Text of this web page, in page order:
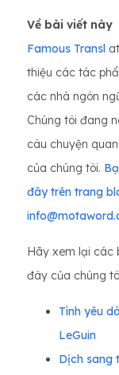
Về bài viết này
Famous Transl
thiệu các tác
các nhà ngôn
Chúng tôi đang
câu chuyện
của chúng tôi.
đây trên trang
Hãy xem lại các
đây của chúng
Tình yêu
LeGuin
Dịch sang